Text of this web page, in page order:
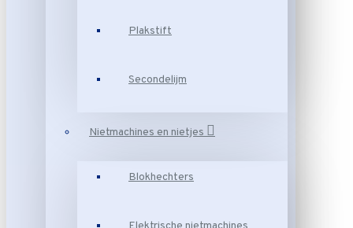
Plakstift
Secondelijm
Nietmachines en nietjes
Blokhechters